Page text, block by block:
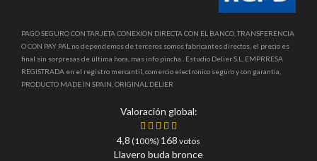
PAGO SEGURO CON TARJETA CONEXION DIRECTA CON EL BANCO, TRANSFERENCIA
O CON PAY PAL no dependemos de terceros somos fabricantes directos, el precio es
final sin sorpresas de última hora, mas info pincha . Estudio Delier S.L, EMPRRESA
REGISTRADA en el registro mercantil, comercio electronico seguro y con garantia,
PRODUCTO MADE IN SPAIN, ORIGINAL DELIER
Valoración global:
4,8 (100%) 168 votos
Llavero buda bronce